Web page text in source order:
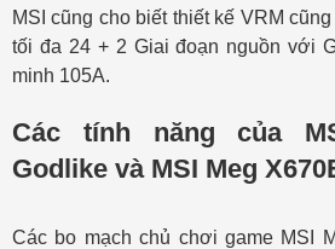
MSI cũng cho biết thiết kế VRM
tối đa 24 + 2 Giai đoạn nguồn với
minh 105A.
Các tính năng của
Godlike và MSI Meg
Các bo mạch chủ chơi game MSI